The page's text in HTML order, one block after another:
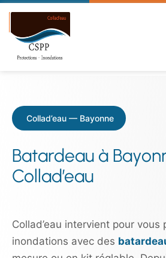
Collad’eau — Bayonne
Batardeau à
Collad’eau
Collad’eau intervient pour vous
inondations avec des